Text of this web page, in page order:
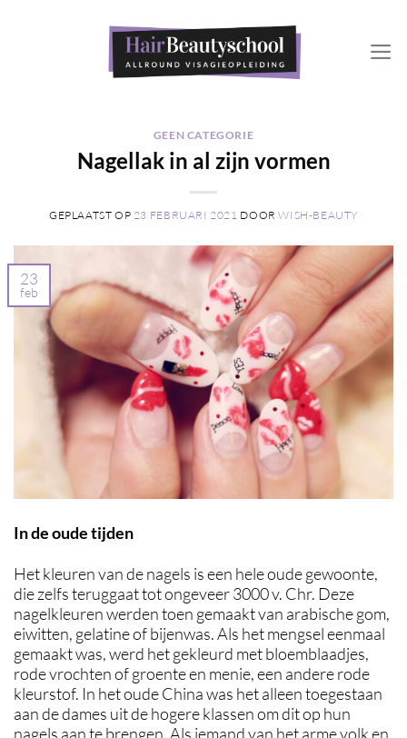
GEEN CATEGORIE
Nagellak in al zijn vormen
GEPLAATST OP 23 FEBRUARI 2021 DOORWISH-BEAUTY
23
feb
In de oude tijden
Het kleuren van de nagels is een hele oude gewoonte,
die zelfs teruggaat tot ongeveer 3000 v. Chr. Deze
nagelkleuren werden toen gemaakt van arabische gom,
eiwitten, gelatine of bijenwas. Als het mengsel eenmaal
gemaakt was, werd het gekleurd met bloemblaadjes,
rode vrochten of groente en menie, een andere rode
kleurstof. In het oude China was het alleen toegestaan
aan de dames uit de hogere klassen om dit op hun
nagels aan te brengen. Als iemand van het arme volk en